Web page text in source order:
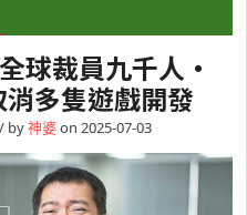
球裁員九千人・
多隻遊戲開發
/ by神婆on 2025-07-03